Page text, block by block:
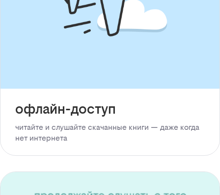
офлайн-доступ
читайте и слушайте скачанные книги — даже когда
нет интернета